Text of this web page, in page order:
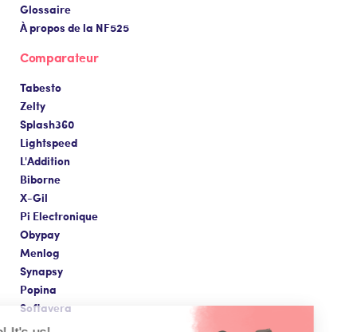
Glossaire
À propos de la NF525
Comparateur
Tabesto
Zelty
Splash360
Lightspeed
L'Addition
Biborne
X-Gil
Pi Electronique
Obypay
Menlog
Synapsy
Popina
Softavera